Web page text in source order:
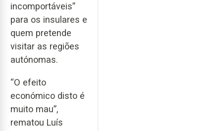
incomportáveis”
para os insulares e
quem pretende
visitar as regiões
autónomas.
“O efeito
económico disto é
muito mau”,
rematou Luís